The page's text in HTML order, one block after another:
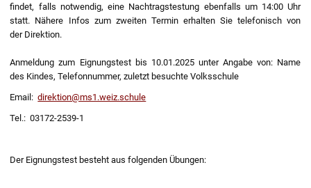
findet, falls notwendig, eine Nachtragstestung ebenfalls um 14:00 Uhr
statt. Nähere Infos zum zweiten Termin erhalten Sie telefonisch von
der Direktion.
Anmeldung zum Eignungstest bis 10.01.2025 unter Angabe von: Name
des Kindes, Telefonnummer, zuletzt besuchte Volksschule
Email:direktion@ms1.weiz.schule
Tel.: 03172-2539-1
Der Eignungstest besteht aus folgenden Übungen: